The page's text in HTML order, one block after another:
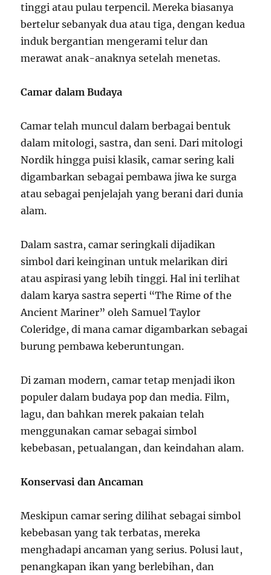
tinggi atau pulau terpencil. Mereka biasanya
bertelur sebanyak dua atau tiga, dengan kedua
induk bergantian mengerami telur dan
merawat anak-anaknya setelah menetas.
Camar dalam Budaya
Camar telah muncul dalam berbagai bentuk
dalam mitologi, sastra, dan seni. Dari mitologi
Nordik hingga puisi klasik, camar sering kali
digambarkan sebagai pembawa jiwa ke surga
atau sebagai penjelajah yang berani dari dunia
alam.
Dalam sastra, camar seringkali dijadikan
simbol dari keinginan untuk melarikan diri
atau aspirasi yang lebih tinggi. Hal ini terlihat
dalam karya sastra seperti “The Rime of the
Ancient Mariner” oleh Samuel Taylor
Coleridge, di mana camar digambarkan sebagai
burung pembawa keberuntungan.
Di zaman modern, camar tetap menjadi ikon
populer dalam budaya pop dan media. Film,
lagu, dan bahkan merek pakaian telah
menggunakan camar sebagai simbol
kebebasan, petualangan, dan keindahan alam.
Konservasi dan Ancaman
Meskipun camar sering dilihat sebagai simbol
kebebasan yang tak terbatas, mereka
menghadapi ancaman yang serius. Polusi laut,
penangkapan ikan yang berlebihan, dan